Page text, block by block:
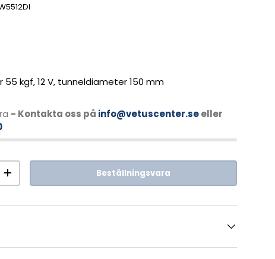
55 kgf, 12 V, tunneldiameter 150 mm
- Kontakta oss på info@vetuscenter.seeller
+ Beställningsvara